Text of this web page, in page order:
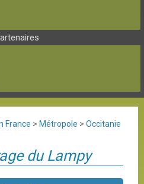
France > Métropole > Occitanie
du Lampy